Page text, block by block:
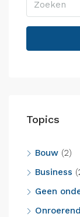
Topics
Bouw (2)
Business
Geen